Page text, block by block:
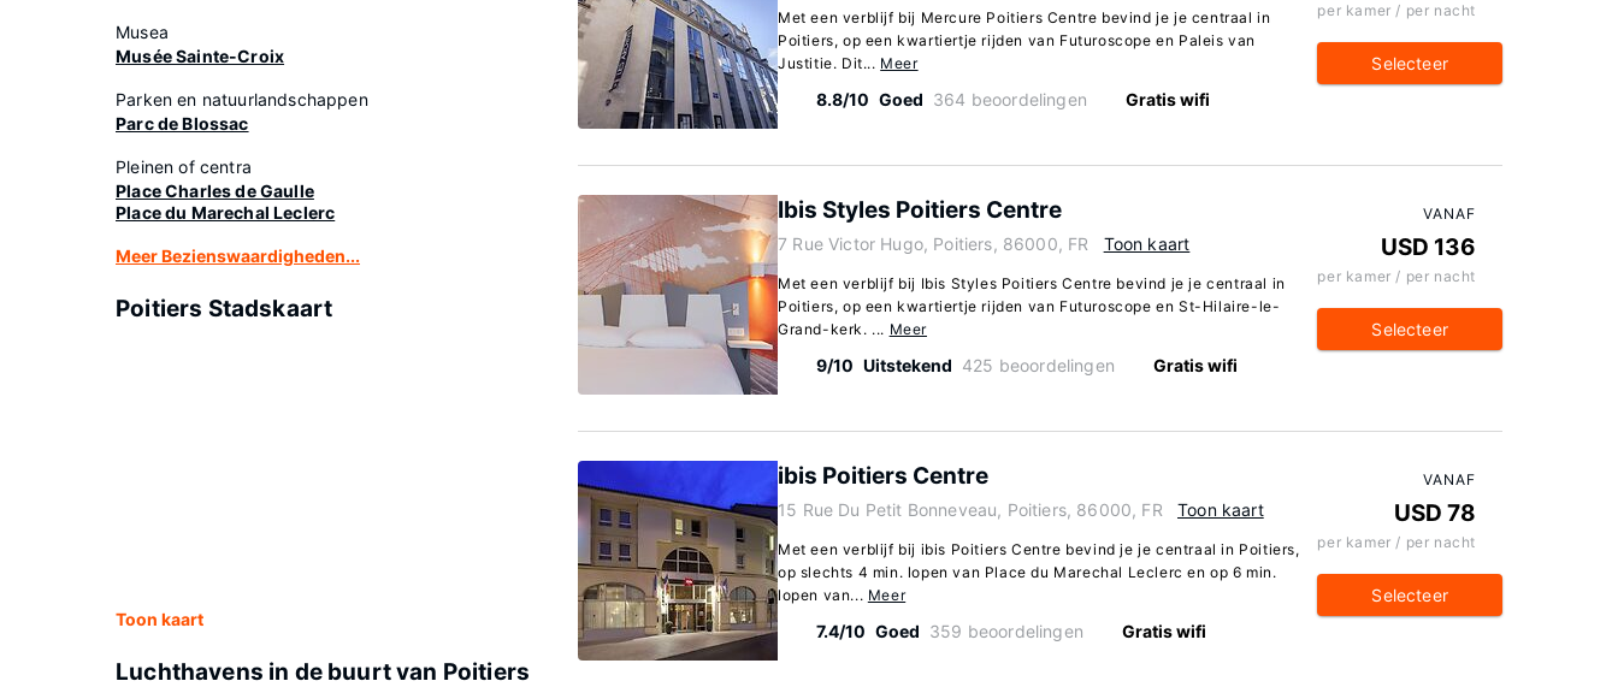
Musea
Musée Sainte-Croix
Parken en natuurlandschappen
Parc de Blossac
Pleinen of centra
Place Charles de Gaulle
Place du Marechal Leclerc
Meer Bezienswaardigheden...
Poitiers Stadskaart
Toon kaart
Luchthavens in de buurt van Poitiers
Met een verblijf bij Mercure Poitiers Centre bevind je je centraal in
Poitiers, op een kwartiertje rijden van Futuroscope en Paleis van
Justitie. Dit... Meer
8.8/10 Goed 364 beoordelingen Gratis wifi
per kamer / per nacht
Selecteer
Ibis Styles Poitiers Centre
7 Rue Victor Hugo, Poitiers, 86000, FR Toon kaart
Met een verblijf bij Ibis Styles Poitiers Centre bevind je je centraal in
Poitiers, op een kwartiertje rijden van Futuroscope en St-Hilaire-le-
Grand-kerk. ... Meer
9/10 Uitstekend 425 beoordelingen Gratis wifi
VANAF
USD 136
per kamer / per nacht
Selecteer
ibis Poitiers Centre
15 Rue Du Petit Bonneveau, Poitiers, 86000, FR Toon kaart
Met een verblijf bij ibis Poitiers Centre bevind je je centraal in Poitiers,
op slechts 4 min. lopen van Place du Marechal Leclerc en op 6 min.
lopen van... Meer
7.4/10 Goed 359 beoordelingen Gratis wifi
VANAF
USD 78
per kamer / per nacht
Selecteer